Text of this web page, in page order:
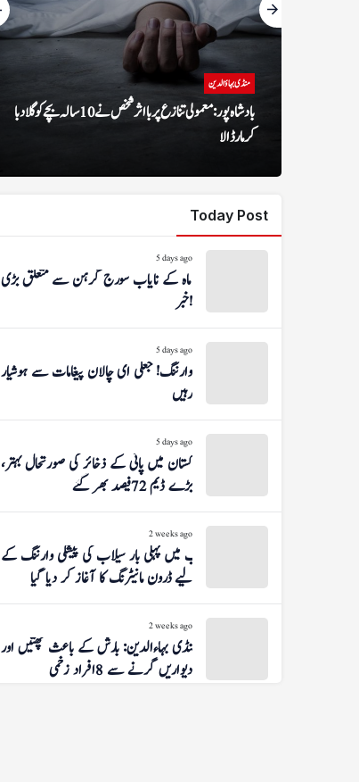
منڈی بہاؤالدین
بادشاہ پور: معمولی تنازع پر بااثر شخص نے 10 سالہ بچے کو گلا دبا
کر مار ڈالا
Today Post
5 days ago
اس ماہ کے نایاب سورج گرہن سے متعلق بڑی
خبر!
5 days ago
وارننگ! جعلی ای چالان پیغامات سے ہوشیار
رہیں
5 days ago
پاکستان میں پانی کے ذخائر کی صورتحال بہتر،
بڑے ڈیم 72 فیصد بھر گئے
2 weeks ago
پنجاب میں پہلی بار سیلاب کی پیشگی وارننگ کے
لیے ڈرون مانیٹرنگ کا آغاز کر دیا گیا
2 weeks ago
منڈی بہاءالدین: بارش کے باعث چھتیں اور
دیواریں گرنے سے 8 افراد زخمی